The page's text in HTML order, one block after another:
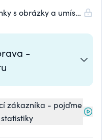
s obrázky a umístit
-
zákazníka - pojďme